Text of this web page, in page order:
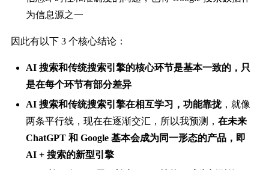
为信息源之一
因此有以下 3 个核心结论：
AI 搜索和传统搜索引擎的核心环节是基本一致的，只
是在每个环节有部分差异
AI 搜索和传统搜索引擎在相互学习，功能靠拢，就像
两条平行线，现在在逐渐交汇，所以我预测， 在未来
ChatGPT 和 Google 基本会成为同一形态的产品，即
AI + 搜索的新型引擎